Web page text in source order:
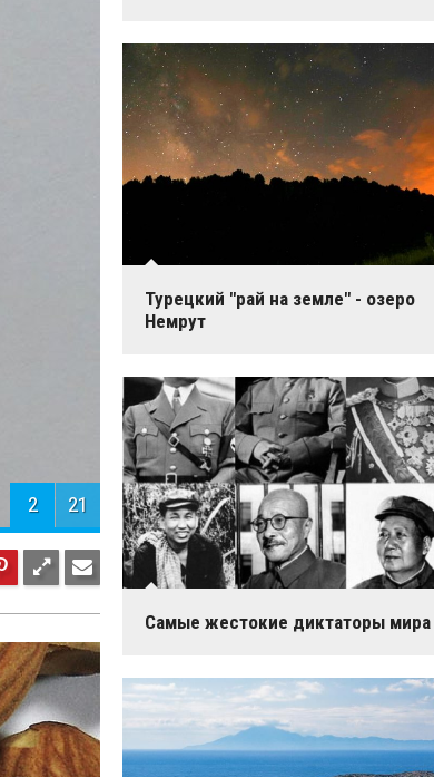
2 21
Турецкий "рай на земле" - озеро
Немрут
Самые жестокие диктаторы мира